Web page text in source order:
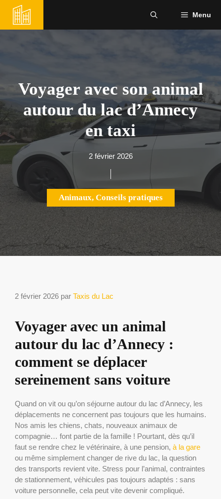
contenu
Menu
Voyager avec son animal
autour du lac d’Annecy
en taxi
2 février 2026
Animaux, Conseils pratiques
2 février 2026 par Taxis du Lac
Voyager avec un animal
autour du lac d’Annecy :
comment se déplacer
sereinement sans voiture
Quand on vit ou qu’on séjourne autour du lac d’Annecy, les
déplacements ne concernent pas toujours que les humains.
Nos amis les chiens, chats, nouveaux animaux de
compagnie… font partie de la famille ! Pourtant, dès qu’il
faut se rendre chez le vétérinaire, à une pension, à la gare
ou même simplement changer de rive du lac, la question
des transports revient vite. Stress pour l’animal, contraintes
de stationnement, véhicules pas toujours adaptés : sans
voiture personnelle, cela peut vite devenir compliqué.